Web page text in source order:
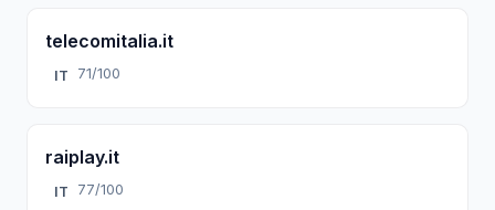
telecomitalia.it
IT 71/100
raiplay.it
IT 77/100